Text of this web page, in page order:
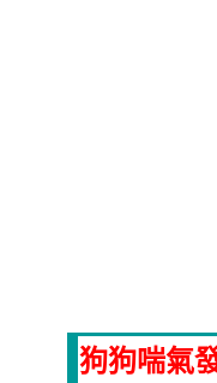
狗狗喘氣